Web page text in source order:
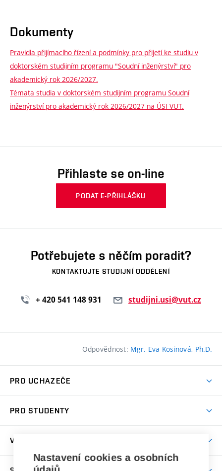
Dokumenty
Pravidla přijímacího řízení a podmínky pro přijetí ke studiu v
doktorském studijním programu "Soudní inženýrství" pro
akademický rok 2026/2027.
Témata studia v doktorském studijním programu Soudní
inženýrství pro akademický rok 2026/2027 na ÚSI VUT.
Přihlaste se on-line
PODAT E-PŘIHLÁŠKU
Potřebujete s něčím poradit?
KONTAKTUJTE STUDIJNÍ ODDĚLENÍ
+ 420 541 148 931 studijni.usi@vut.cz
Odpovědnost: Mgr. Eva Kosinová, Ph.D.
PRO UCHAZEČE
Přijímačky
Den otevřených dveří
PRO STUDENTY
Studijní předpisy
VĚDA A VÝZKUM
Věda a výzkum na ÚSI
Nastavení cookies a osobních